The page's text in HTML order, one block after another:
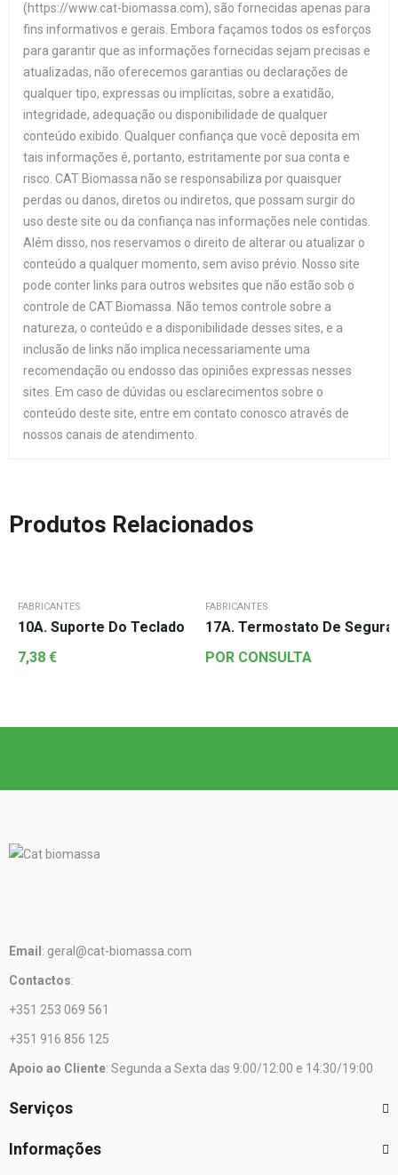
(https://www.cat-biomassa.com), são fornecidas apenas para
fins informativos e gerais. Embora façamos todos os esforços
para garantir que as informações fornecidas sejam precisas e
atualizadas, não oferecemos garantias ou declarações de
qualquer tipo, expressas ou implícitas, sobre a exatidão,
integridade, adequação ou disponibilidade de qualquer
conteúdo exibido. Qualquer confiança que você deposita em
tais informações é, portanto, estritamente por sua conta e
risco. CAT Biomassa não se responsabiliza por quaisquer
perdas ou danos, diretos ou indiretos, que possam surgir do
uso deste site ou da confiança nas informações nele contidas.
Além disso, nos reservamos o direito de alterar ou atualizar o
conteúdo a qualquer momento, sem aviso prévio. Nosso site
pode conter links para outros websites que não estão sob o
controle de CAT Biomassa. Não temos controle sobre a
natureza, o conteúdo e a disponibilidade desses sites, e a
inclusão de links não implica necessariamente uma
recomendação ou endosso das opiniões expressas nesses
sites. Em caso de dúvidas ou esclarecimentos sobre o
conteúdo deste site, entre em contato conosco através de
nossos canais de atendimento.
Produtos Relacionados
FABRICANTES
10A. Suporte Do Teclado
7,38 €
FABRICANTES
17A. Termostato De
POR CONSULTA
Email : geral@cat-biomassa.com
Contactos:
+351 253 069 561
+351 916 856 125
Apoio ao Cliente: Segunda a Sexta das 9:00/12:00 e 14:30/19:00
Serviços
Informações